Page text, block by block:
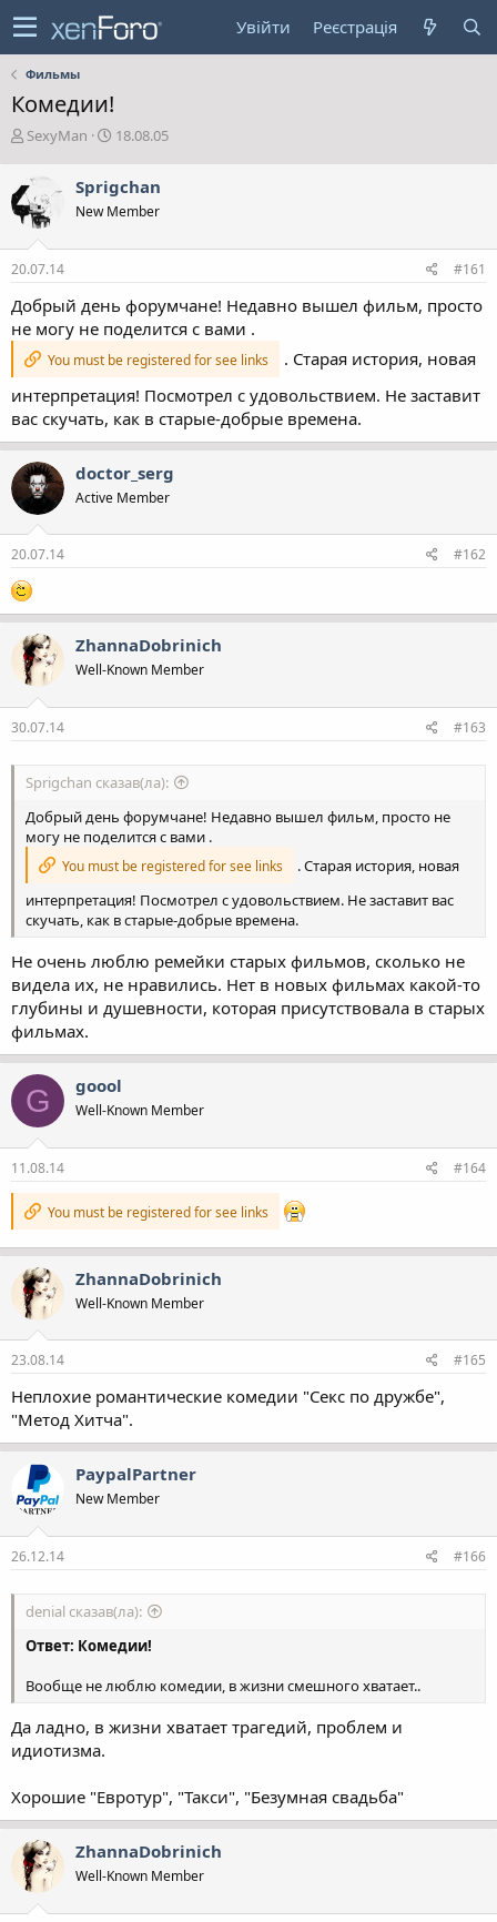
Увійти Реєстрація
Фильмы
Комедии!
А
т
о
р
е
м
SexyMan
Д
а
с
в
е
н
н
я
18.08.05
Sprigchan
New Member
20.07.14 #161
Добрый день форумчане! Недавно вышел фильм, просто
не могу не поделится с вами .
You must be registered for see links
. Старая история, новая
интерпретация! Посмотрел с удовольствием. Не заставит
вас скучать, как в старые-добрые времена.
doctor_serg
Active Member
20.07.14 #162
ZhannaDobrinich
Well-Known Member
30.07.14 #163
Sprigchan сказав(ла):
Добрый день форумчане! Недавно вышел фильм, просто не
могу не поделится с вами .
You must be registered for see links
. Старая история, новая
интерпретация! Посмотрел с удовольствием. Не заставит вас
скучать, как в старые-добрые времена.
Не очень люблю ремейки старых фильмов, сколько не
видела их, не нравились. Нет в новых фильмах какой-то
глубины и душевности, которая присутствовала в старых
фильмах.
G goool
Well-Known Member
11.08.14 #164
You must be registered for see links
ZhannaDobrinich
Well-Known Member
23.08.14 #165
Неплохие романтические комедии "Секс по дружбе",
"Метод Хитча".
PaypalPartner
New Member
26.12.14 #166
denial сказав(ла):
Ответ: Комедии!
Вообще не люблю комедии, в жизни смешного хватает..
Да ладно, в жизни хватает трагедий, проблем и
идиотизма.
Хорошие "Евротур", "Такси", "Безумная свадьба"
ZhannaDobrinich
Well-Known Member